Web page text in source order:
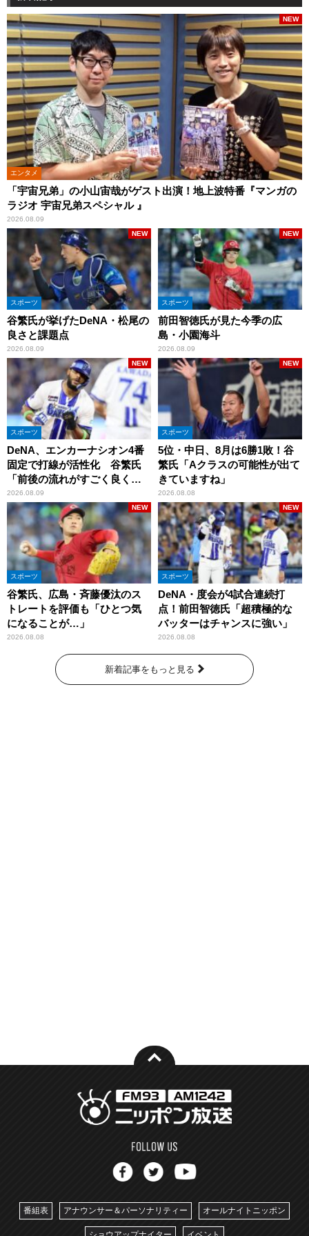
エンタメ
「宇宙兄弟」の小山宙哉がゲスト出演！地上波特番『マンガの
ラジオ 宇宙兄弟スペシャル 』
2026.08.09
NEW
スポーツ
谷繁氏が挙げたDeNA・松尾の
良さと課題点
2026.08.09
NEW
スポーツ
前田智徳氏が見た今季の広
島・小園海斗
2026.08.09
NEW
スポーツ
DeNA、エンカーナシオン4番
固定で打線が活性化 谷繁氏
「前後の流れがすごく良くな
りましたね」
2026.08.09
NEW
スポーツ
5位・中日、8月は6勝1敗！谷
繁氏「Aクラスの可能性が出て
きていますね」
2026.08.08
NEW
スポーツ
谷繁氏、広島・斉藤優汰のス
トレートを評価も「ひとつ気
になることが…」
2026.08.08
NEW
スポーツ
DeNA・度会が4試合連続打
点！前田智徳氏「超積極的な
バッターはチャンスに強い」
2026.08.08
NEW
新着記事をもっと見る
番組表 アナウンサー＆パーソナリティー オールナイトニッポン